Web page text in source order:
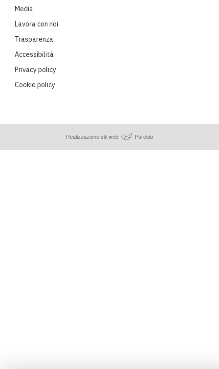
Media
Lavora con noi
Trasparenza
Accessibilità
Privacy policy
Cookie policy
Realizzazione siti web Purelab